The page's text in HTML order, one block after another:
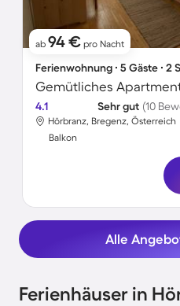
ab 94 € pro Nacht
Ferienwohnung ∙ 5 Gäste ∙ 2
Gemütliches
4.1 Sehr gut (10
Hörbranz, Bregenz, Österreich
Balkon
Alle
Ferienhäuser in